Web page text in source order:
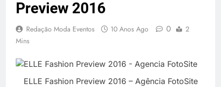
Preview 2016
Redação Moda Eventos 10 Anos Ago 0
2
Mins
ELLE Fashion Preview 2016 – Agência FotoSite